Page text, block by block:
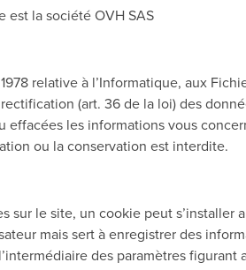
est la société OVH SAS
relative à l’Informatique, aux
(art. 36 de la loi) des
effacées les informations vous
ou la conservation est interdite.
sur le site, un cookie peut
mais sert à enregistrer des
des paramètres